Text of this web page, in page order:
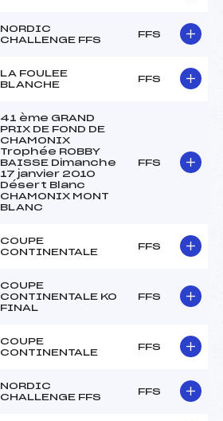
NORDIC
CHALLENGE FFS
FFS
LA FOULEE
BLANCHE
FFS
41 ème GRAND
PRIX DE FOND DE
CHAMONIX
Trophée ROBBY
BAISSE Dimanche
17 janvier 2010
Désert Blanc
CHAMONIX MONT
BLANC
FFS
COUPE
CONTINENTALE
FFS
COUPE
CONTINENTALE KO
FINAL
FFS
COUPE
CONTINENTALE
FFS
NORDIC
CHALLENGE FFS
FFS